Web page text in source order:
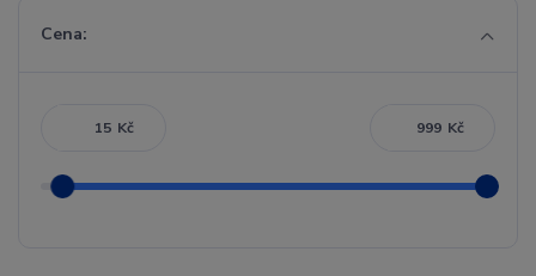
Cena:
Kč Kč